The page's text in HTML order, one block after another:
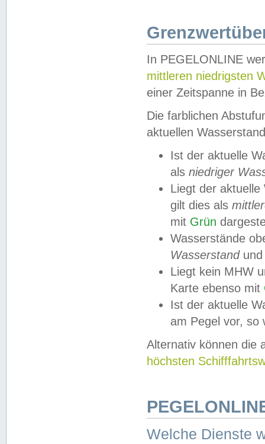
In PEGELONLINE
mittleren niedrigsten
einer Zeitspanne in
Die farblichen
aktuellen
Ist der aktuelle
als niedriger
Liegt der
gilt dies als
mit Grün
Wasserstände
Wasserstandund
Liegt kein MHW
Karte ebenso mit
Ist der aktuelle
am Pegel vor,
Alternativ können die
höchsten
Welche Dienste